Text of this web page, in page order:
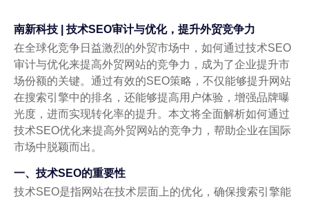
南新科技 | 技术SEO审计与优化，提升外贸竞争力
在全球化竞争日益激烈的外贸市场中，如何通过技术SEO
审计与优化来提高外贸网站的竞争力，成为了企业提升市
场份额的关键。通过有效的SEO策略，不仅能够提升网站
在搜索引擎中的排名，还能够提高用户体验，增强品牌曝
光度，进而实现转化率的提升。本文将全面解析如何通过
技术SEO优化来提高外贸网站的竞争力，帮助企业在国际
市场中脱颖而出。
一、技术SEO的重要性
技术SEO是指网站在技术层面上的优化，确保搜索引擎能